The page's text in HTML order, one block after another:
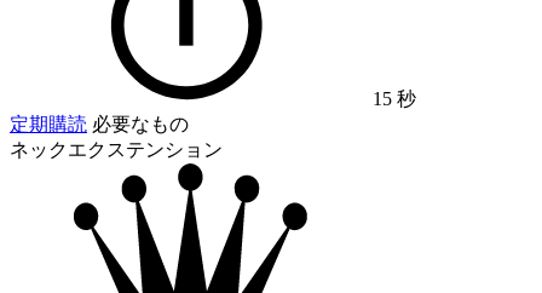
15 秒
定期購読 必要なもの
ネックエクステンション